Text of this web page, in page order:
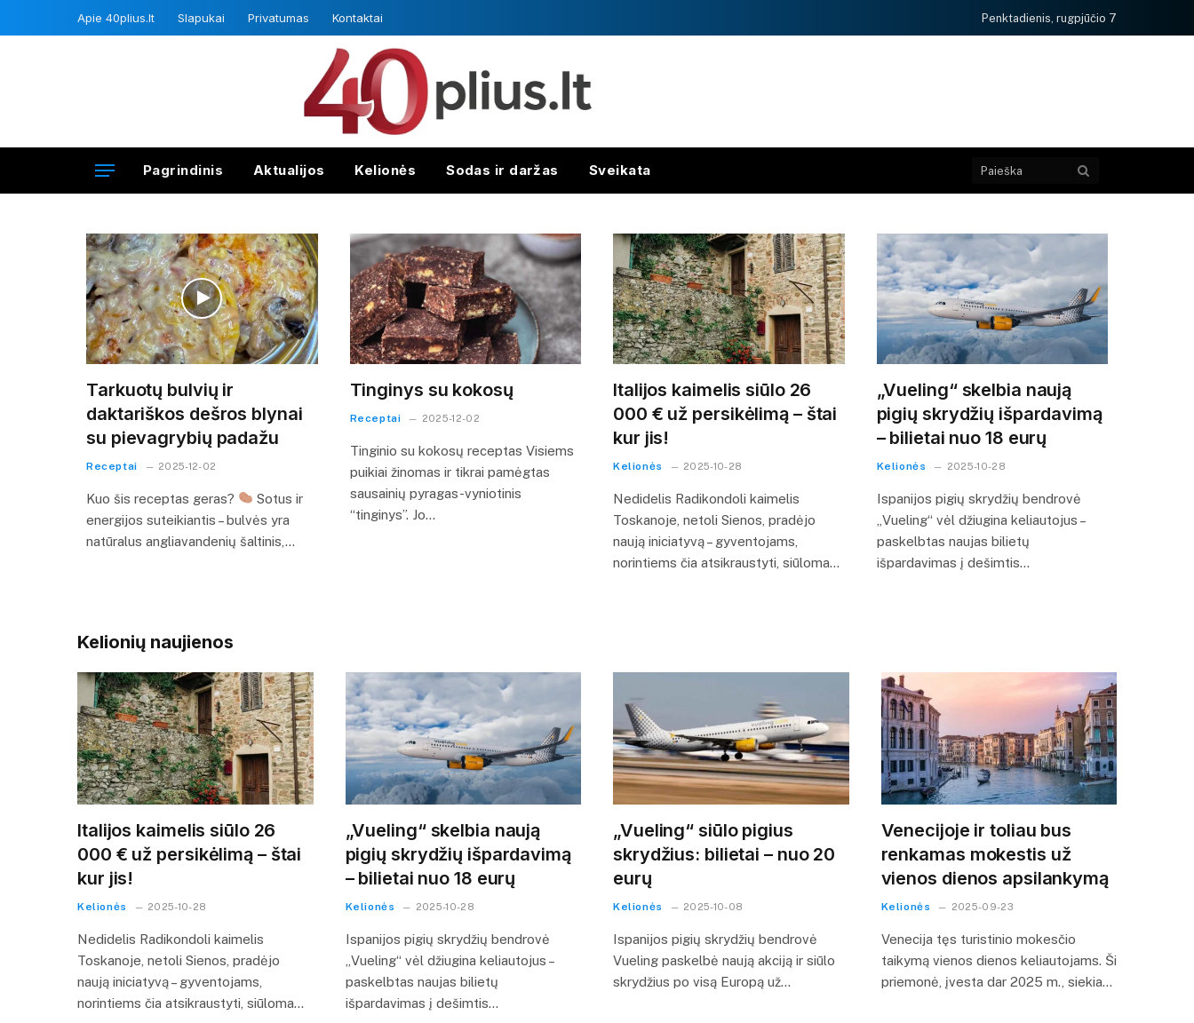
Apie 40plius.lt Slapukai Privatumas Kontaktai Penktadienis, rugpjūčio 7
Pagrindinis Aktualijos Kelionės Sodas ir daržas Sveikata
Tarkuotų bulvių ir
daktariškos dešros blynai
su pievagrybių padažu
Receptai 2025-12-02
Kuo šis receptas geras?
Sotus ir
energijos suteikiantis – bulvės yra
natūralus angliavandenių šaltinis,…
Tinginys su kokosų
Receptai 2025-12-02
Tinginio su kokosų receptas Visiems
puikiai žinomas ir tikrai pamėgtas
sausainių pyragas-vyniotinis
“tinginys”. Jo…
Italijos kaimelis siūlo 26
000 € už persikėlimą – štai
kur jis!
Kelionės 2025-10-28
Nedidelis Radikondoli kaimelis
Toskanoje, netoli Sienos, pradėjo
naują iniciatyvą – gyventojams,
norintiems čia atsikraustyti, siūloma…
„Vueling“ skelbia naują
pigių skrydžių išpardavimą
– bilietai nuo 18 eurų
Kelionės 2025-10-28
Ispanijos pigių skrydžių bendrovė
„Vueling“ vėl džiugina keliautojus –
paskelbtas naujas bilietų
išpardavimas į dešimtis…
Kelionių naujienos
Italijos kaimelis siūlo 26
000 € už persikėlimą – štai
kur jis!
Kelionės 2025-10-28
Nedidelis Radikondoli kaimelis
Toskanoje, netoli Sienos, pradėjo
naują iniciatyvą – gyventojams,
norintiems čia atsikraustyti, siūloma…
„Vueling“ skelbia naują
pigių skrydžių išpardavimą
– bilietai nuo 18 eurų
Kelionės 2025-10-28
Ispanijos pigių skrydžių bendrovė
„Vueling“ vėl džiugina keliautojus –
paskelbtas naujas bilietų
išpardavimas į dešimtis…
„Vueling“ siūlo pigius
skrydžius: bilietai – nuo 20
eurų
Kelionės 2025-10-08
Ispanijos pigių skrydžių bendrovė
Vueling paskelbė naują akciją ir siūlo
skrydžius po visą Europą už…
Venecijoje ir toliau bus
renkamas mokestis už
vienos dienos apsilankymą
Kelionės 2025-09-23
Venecija tęs turistinio mokesčio
taikymą vienos dienos keliautojams. Ši
priemonė, įvesta dar 2025 m., siekia…